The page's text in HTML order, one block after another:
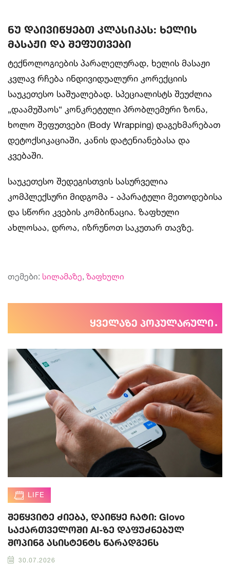
ნუ დაივიწყებთ კლასიკას: ხელის
მასაჟი და შეფუთვები
ტექნოლოგიების პარალელურად, ხელის მასაჟი
კვლავ რჩება ინდივიდუალური კორექციის
საუკეთესო საშუალებად. სპეციალისტს შეუძლია
„დაამუშაოს“ კონკრეტული პრობლემური ზონა,
ხოლო შეფუთვები (Body Wrapping) დაგეხმარებათ
დეტოქსიკაციაში, კანის დატენიანებასა და
კვებაში.
საუკეთესო შედეგისთვის სასურველია
კომპლექსური მიდგომა - აპარატული მეთოდებისა
და სწორი კვების კომბინაცია. ზაფხული
ახლოსაა, დროა, იზრუნოთ საკუთარ თავზე.
თემები: სილამაზე, ზაფხული
ყველაზე პოპულარული
LIFE
შეწყვიტე ძიება, დაიწყე ჩატი: Glovo
საქართველოში AI-ზე დაფუძნებულ
შოპინგ ასისტენტს წარადგენს
30.07.2026